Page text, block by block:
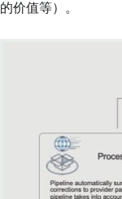
的价值等）。